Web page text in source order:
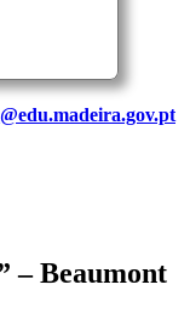
– Beaumont